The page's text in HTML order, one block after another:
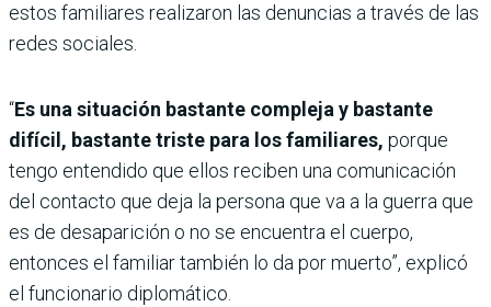
estos familiares realizaron las denuncias a través de las
redes sociales.
“Es una situación bastante compleja y bastante
difícil, bastante triste para los familiares, porque
tengo entendido que ellos reciben una comunicación
del contacto que deja la persona que va a la guerra que
es de desaparición o no se encuentra el cuerpo,
entonces el familiar también lo da por muerto”, explicó
el funcionario diplomático.